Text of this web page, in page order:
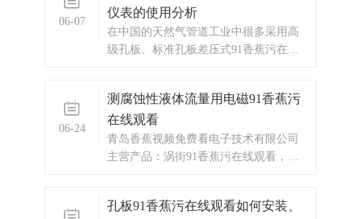
06-07
仪表的使用分析
在中国的天然气管道工业中很多采用高
级孔板、标准孔板差压式91香蕉污在线
观看的情况。现在随着91香蕉污在线观
看行业的迅速发展，天然气管道的计量
仪表出现多样化的发展，气体罗茨91香
蕉污在线观看成为各大厂商竞相追逐的
06-24
测腐蚀性液体流量用电磁91香蕉污
在线观看
青岛香蕉视频免费看电子技术有限公司
主营产品：涡街91香蕉污在线观看，电
卡预付费91香蕉污在线观看，蒸汽预付
​孔板91香蕉污在线观看如何安装、